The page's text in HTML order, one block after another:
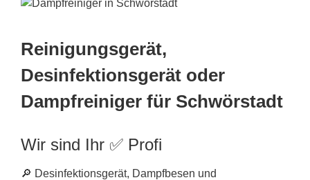
Reinigungsgerät,
Desinfektionsgerät oder
Dampfreiniger für Schwörstadt
Wir sind Ihr ✅ Profi
🔎 Desinfektionsgerät, Dampfbesen und